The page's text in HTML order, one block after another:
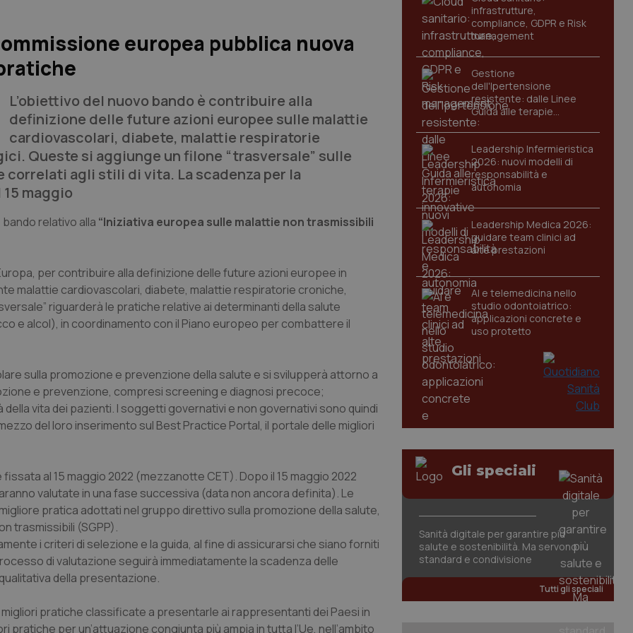
europea pubblica nuova
L’obiettivo del nuovo bando è contribuire alla
definizione delle future azioni europee sulle malattie
cardiovascolari, diabete, malattie respiratorie
Queste si aggiunge un filone “trasversale” sulle
agli stili di vita. La scadenza per la
maggio
relativo alla “Iniziativa europea sulle malattie non trasmissibili
per contribuire alla definizione delle future azioni europee in
malattie cardiovascolari, diabete, malattie respiratorie croniche,
riguarderà le pratiche relative ai determinanti della salute
e alcol), in coordinamento con il Piano europeo per combattere il
sulla promozione e prevenzione della salute e si svilupperà attorno a
e prevenzione, compresi screening e diagnosi precoce;
vita dei pazienti. I soggetti governativi e non governativi sono quindi
del loro inserimento sul Best Practice Portal, il portale delle migliori
fissata al 15 maggio 2022 (mezzanotte CET). Dopo il 15 maggio 2022
valutate in una fase successiva (data non ancora definita). Le
pratica adottati nel gruppo direttivo sulla promozione della salute,
trasmissibili (SGPP).
i criteri di selezione e la guida, al fine di assicurarsi che siano forniti
di valutazione seguirà immediatamente la scadenza delle
della presentazione.
pratiche classificate a presentarle ai rappresentanti dei Paesi in
per un’attuazione congiunta più ampia in tutta l’Ue, nell’ambito
infrastrutture,
compliance, GDPR e Risk
management
Gestione
dell'Ipertensione
resistente: dalle Linee
Guida alle terapie
innovative
Leadership Infermieristica
2026: nuovi modelli di
responsabilità e
autonomia
Leadership Medica 2026:
guidare team clinici ad
alte prestazioni
AI e telemedicina nello
studio odontoiatrico:
applicazioni concrete e
uso protetto
Gli speciali
Sanità digitale per garantire più
salute e sostenibilità. Ma servono
standard e condivisione
Tutti gli speciali